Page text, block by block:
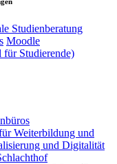
Studienberatung
Moodle
für Studierende)
Weiterbildung und
und Digitalität